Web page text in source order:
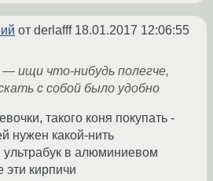
от derlafff 18.01.2017 12:06:55
ищи что-нибудь полегче,
с собой было удобно
такого коня покупать -
нужен какой-нить
в алюминиевом
эти кирпичи